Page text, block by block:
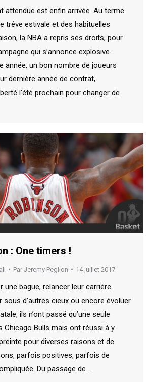
attendue est enfin arrivée. Au terme
trêve estivale et des habituelles
la NBA a repris ses droits, pour
qui s’annonce explosive.
année, un bon nombre de joueurs
dernière année de contrat,
l’été prochain pour changer de
: One timers !
Par Jeremy Peglion 14 juillet 2017
une bague, relancer leur carrière
sous d’autres cieux ou encore évoluer
ils n’ont passé qu’une seule
Chicago Bulls mais ont réussi à y
pour diverses raisons et de
parfois positives, parfois de
Du passage de…